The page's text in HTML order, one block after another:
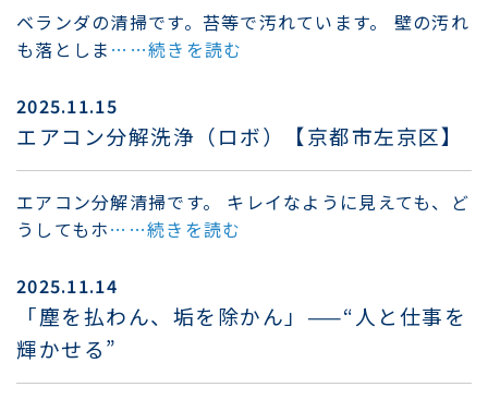
ベランダの清掃です。苔等で汚れています。 壁の汚れ
も落としま ……続きを読む
2025.11.15
エアコン分解洗浄（ロボ）【京都市左京区】
エアコン分解清掃です。 キレイなように見えても、ど
うしてもホ……続きを読む
2025.11.14
「塵を払わん、垢を除かん」——“人と仕事を
輝かせる”